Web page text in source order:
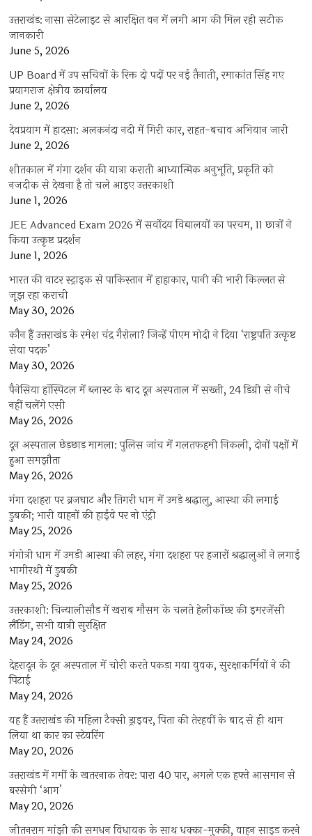
उत्तराखंड: नासा सेटेलाइट से आरक्षित वन में लगी आग की मिल रही सटीक
जानकारी
June 5, 2026
UP Board में उप सचिवों के रिक्त दो पदों पर नई तैनाती, रमाकांत सिंह गए
प्रयागराज क्षेत्रीय कार्यालय
June 2, 2026
देवप्रयाग में हादसा: अलकनंदा नदी में गिरी कार, राहत-बचाव अभियान जारी
June 2, 2026
शीतकाल में गंगा दर्शन की यात्रा कराती आध्यात्मिक अनुभूति, प्रकृति को
नजदीक से देखना है तो चले आइए उत्तरकाशी
June 1, 2026
JEE Advanced Exam 2026 में सर्वोदय विद्यालयों का परचम, 11 छात्रों ने
किया उत्कृष्ट प्रदर्शन
June 1, 2026
भारत की वाटर स्ट्राइक से पाकिस्तान में हाहाकार, पानी की भारी किल्लत से
जूझ रहा कराची
May 30, 2026
कौन हैं उत्तराखंड के रमेश चंद्र गैरोला? जिन्हें पीएम मोदी ने दिया ‘राष्ट्रपति उत्कृष्ट
सेवा पदक’
May 30, 2026
पैनेसिया हॉस्पिटल में ब्लास्ट के बाद दून अस्पताल में सख्ती, 24 डिग्री से नीचे
नहीं चलेंगे एसी
May 26, 2026
दून अस्पताल छेड़छाड़ मामला: पुलिस जांच में गलतफहमी निकली, दोनों पक्षों में
हुआ समझौता
May 26, 2026
गंगा दशहरा पर ब्रजघाट और तिगरी धाम में उमड़े श्रद्धालु, आस्था की लगाई
डुबकी; भारी वाहनों की हाईवे पर नो एंट्री
May 25, 2026
गंगोत्री धाम में उमड़ी आस्था की लहर, गंगा दशहरा पर हजारों श्रद्धालुओं ने लगाई
भागीरथी में डुबकी
May 25, 2026
उत्तरकाशी: चिन्यालीसौड़ में खराब मौसम के चलते हेलीकॉप्टर की इमरजेंसी
लैंडिंग, सभी यात्री सुरक्षित
May 24, 2026
देहरादून के दून अस्पताल में चोरी करते पकड़ा गया युवक, सुरक्षाकर्मियों ने की
पिटाई
May 24, 2026
यह हैं उत्तराखंड की महिला टैक्सी ड्राइवर, पिता की तेरहवीं के बाद से ही थाम
लिया था कार का स्टेयरिंग
May 20, 2026
उत्तराखंड में गर्मी के खतरनाक तेवर: पारा 40 पार, अगले एक हफ्ते आसमान से
बरसेगी ‘आग’
May 20, 2026
जीतनराम मांझी की समधन विधायक के साथ धक्का-मुक्की, वाहन साइड करने